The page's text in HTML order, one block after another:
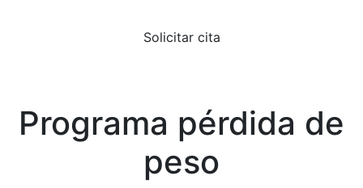
Solicitar cita
Programa pérdida de
peso